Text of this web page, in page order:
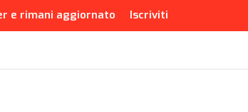
e rimani aggiornato Iscriviti